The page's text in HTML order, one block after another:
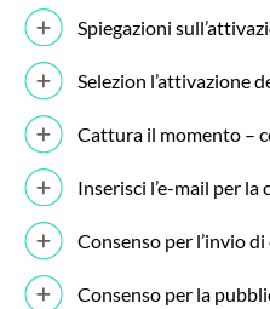
Spiegazioni
Selezion l’attivazione
Cattura il momento –
Inserisci l’e-mail per
Consenso per l’invio
Consenso per la